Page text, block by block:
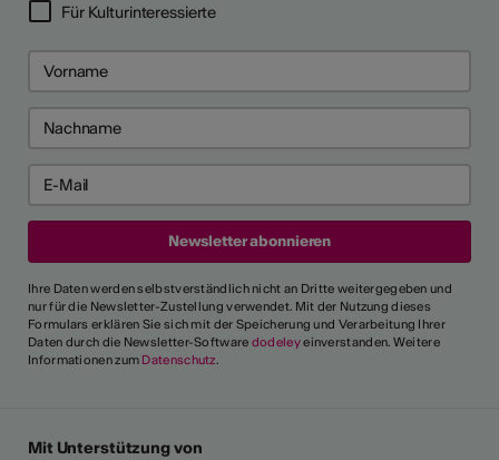
Für Kulturinteressierte
Ihre Daten werden selbstverständlich nicht an Dritte weitergegeben und
nur für die Newsletter-Zustellung verwendet. Mit der Nutzung dieses
Formulars erklären Sie sich mit der Speicherung und Verarbeitung Ihrer
Daten durch die Newsletter-Software dodeleyeinverstanden. Weitere
Informationen zum Datenschutz.
Mit Unterstützung von